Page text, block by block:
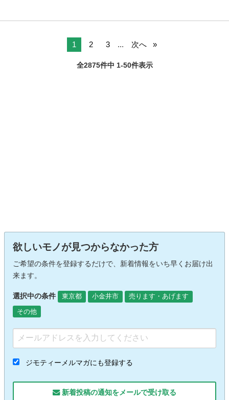
1 2 3 ... 次へ
全2875件中 1-50件表示
欲しいモノが見つからなかった方
ご希望の条件を登録するだけで、新着情報をいち早くお届け出
来ます。
選択中の条件 東京都 小金井市
売ります・あげます
その他
ジモティーメルマガにも登録する
新着投稿の通知をメールで受け取る